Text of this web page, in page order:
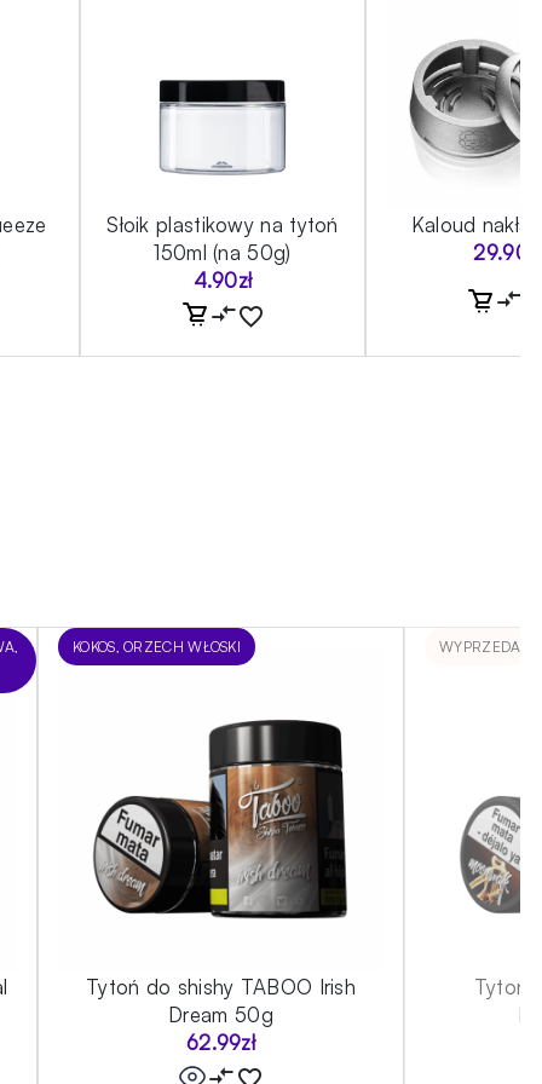
Słoik plastikowy na tytoń
150ml (na 50g)
4.90zł
Kaloud
29.90
KOKOS, ORZECH WŁOSKI
Tytoń do shishy TABOO Irish
Dream 50g
62.99zł
WYPRZEDANE
Tytoń